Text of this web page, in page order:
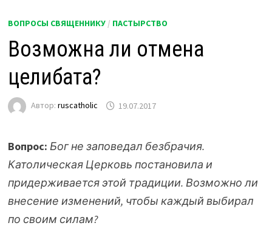
ВОПРОСЫ СВЯЩЕННИКУ / ПАСТЫРСТВО
Возможна ли отмена
целибата?
Автор:ruscatholic 19.07.2017
Вопрос: Бог не заповедал безбрачия.
Католическая Церковь постановила и
придерживается этой традиции. Возможно ли
внесение изменений, чтобы каждый выбирал
по своим силам?